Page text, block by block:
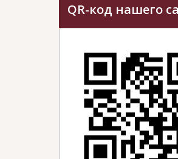
QR-код нашего